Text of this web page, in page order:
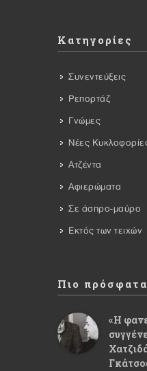
Κατηγορίες
Συνεντεύξεις
Ρεπορτάζ
Γνώμες
Νέες
Ατζέντα
Αφιερώματα
Σε άσπρο-μαύρο
Εκτός των τειχών
Πιο πρόσφατα
«Η